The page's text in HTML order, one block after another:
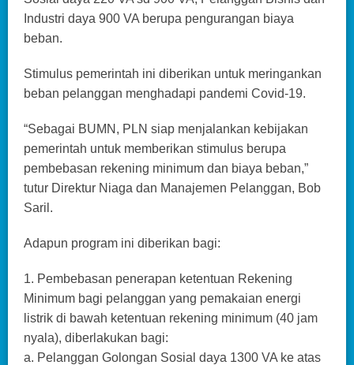
Industri daya 900 VA berupa pengurangan biaya
beban.
Stimulus pemerintah ini diberikan untuk meringankan
beban pelanggan menghadapi pandemi Covid-19.
“Sebagai BUMN, PLN siap menjalankan kebijakan
pemerintah untuk memberikan stimulus berupa
pembebasan rekening minimum dan biaya beban,”
tutur Direktur Niaga dan Manajemen Pelanggan, Bob
Saril.
Adapun program ini diberikan bagi:
1. Pembebasan penerapan ketentuan Rekening
Minimum bagi pelanggan yang pemakaian energi
listrik di bawah ketentuan rekening minimum (40 jam
nyala), diberlakukan bagi:
a. Pelanggan Golongan Sosial daya 1300 VA ke atas